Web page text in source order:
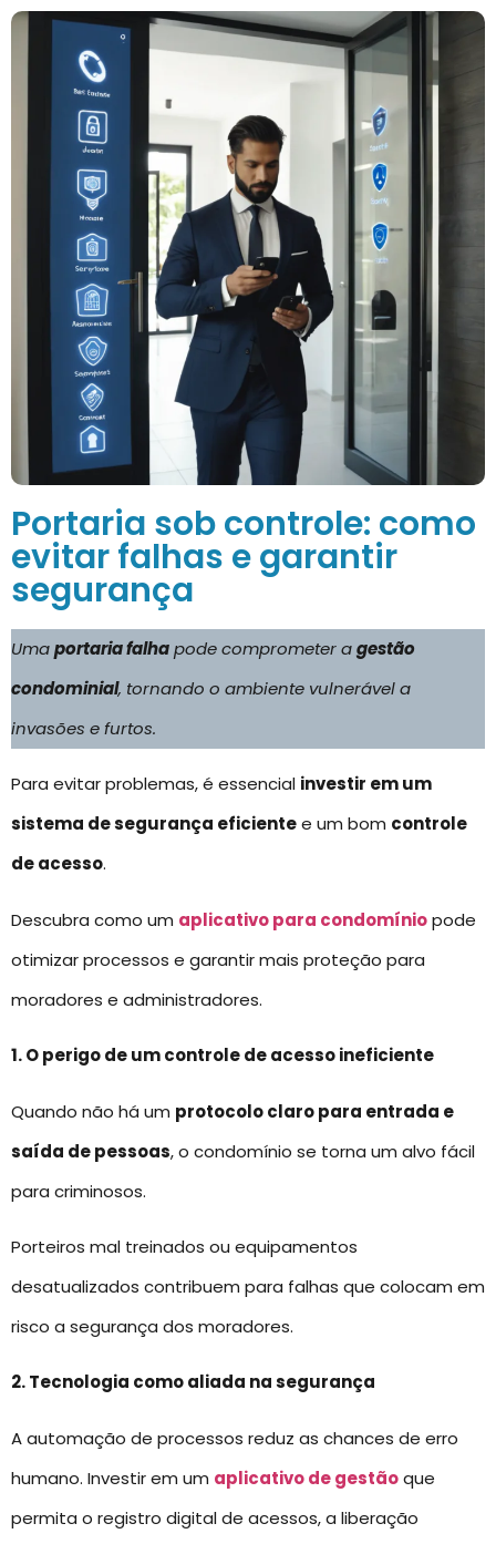
Portaria sob controle: como
evitar falhas e garantir
segurança
Umaportaria falhapode comprometer agestão
condominial, tornando o ambiente vulnerável a
invasões e furtos.
Para evitar problemas, é essencial investir em um
sistema de segurança eficientee um bom controle
de acesso.
Descubra como um aplicativo para condomíniopode
otimizar processos e garantir mais proteção para
moradores e administradores.
1. O perigo de um controle de acesso ineficiente
Quando não há um protocolo claro para entrada e
saída de pessoas, o condomínio se torna um alvo fácil
para criminosos.
Porteiros mal treinados ou equipamentos
desatualizados contribuem para falhas que colocam em
risco a segurança dos moradores.
2. Tecnologia como aliada na segurança
A automação de processos reduz as chances de erro
humano. Investir em um aplicativo de gestãoque
permita o registro digital de acessos, a liberação